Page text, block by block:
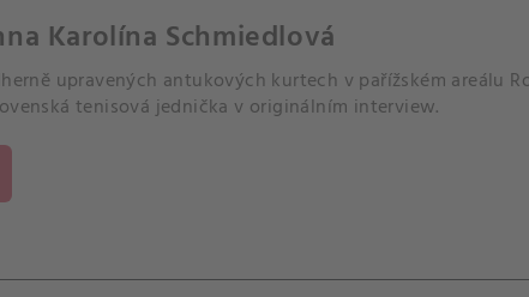
Karolína Schmiedlová
upravených antukových kurtech v pařížském areálu
tenisová jednička v originálním interview.